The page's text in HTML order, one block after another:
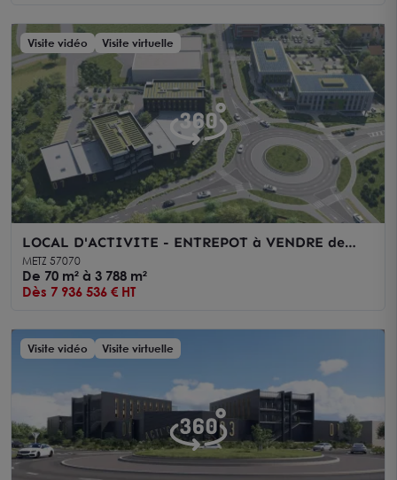
Visite vidéo Visite virtuelle
LOCAL D'ACTIVITE - ENTREPOT à VENDRE de
3788.34 m²
METZ 57070
De 70 m² à 3 788 m²
Dès 7 936 536 € HT
Visite vidéo Visite virtuelle